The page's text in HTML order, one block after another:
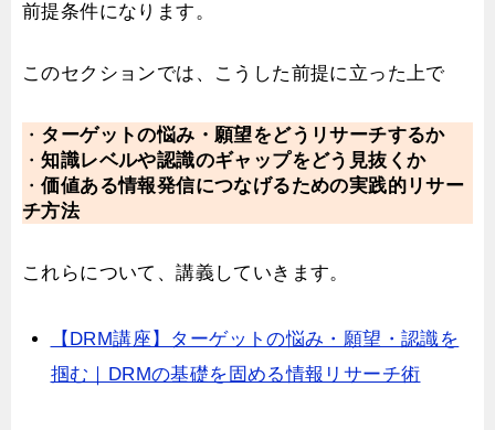
前提条件になります。
このセクションでは、こうした前提に立った上で
・ ターゲットの悩み・願望をどうリサーチするか
・知識レベルや認識のギャップをどう見抜くか
・価値ある情報発信につなげるための実践的リサー
チ方法
これらについて、講義していきます。
【DRM講座】ターゲットの悩み・願望・認識を
掴む｜DRMの基礎を固める情報リサーチ術